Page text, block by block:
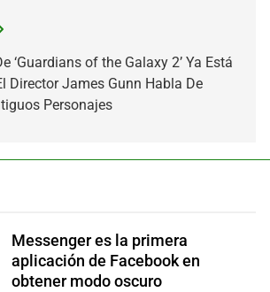
‘Guardians of the Galaxy 2’ Ya Está
Director James Gunn Habla De
Personajes
Messenger es la primera
aplicación de Facebook en
obtener modo oscuro